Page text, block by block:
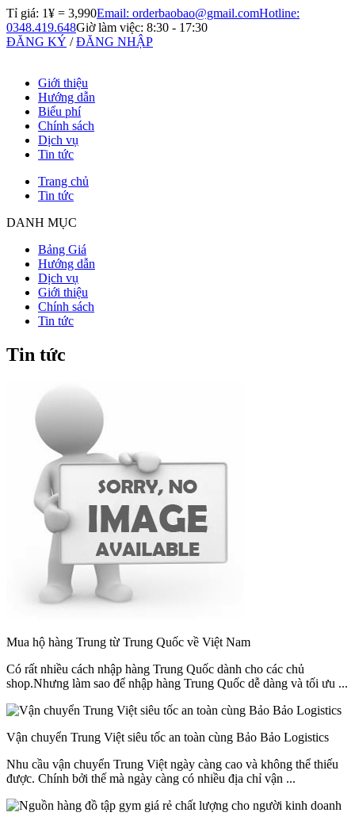
Tỉ giá: 1¥ = 3,990Email: orderbaobao@gmail.comHotline:
0348.419.648Giờ làm việc: 8:30 - 17:30
ĐĂNG KÝ /ĐĂNG NHẬP
Giới thiệu
Hướng dẫn
Biểu phí
Chính sách
Dịch vụ
Tin tức
Trang chủ
Tin tức
DANH MỤC
Bảng Giá
Hướng dẫn
Dịch vụ
Giới thiệu
Chính sách
Tin tức
Tin tức
Mua hộ hàng Trung từ Trung Quốc về Việt Nam
Có rất nhiều cách nhập hàng Trung Quốc dành cho các chủ
shop.Nhưng làm sao để nhập hàng Trung Quốc dễ dàng và tối ưu ...
Vận chuyển Trung Việt siêu tốc an toàn cùng Bảo Bảo Logistics
Nhu cầu vận chuyển Trung Việt ngày càng cao và không thể thiếu
được. Chính bởi thế mà ngày càng có nhiều địa chỉ vận ...